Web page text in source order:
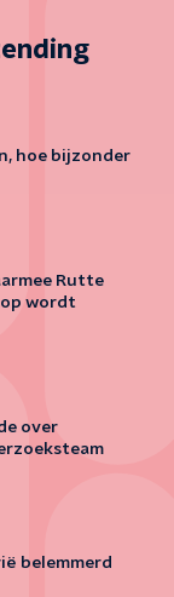
hoe bijzonder
Rutte
wordt
over
belemmerd